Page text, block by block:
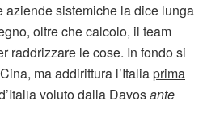
aziende sistemiche la dice lunga
oltre che calcolo, il team
raddrizzare le cose. In fondo si
ma addirittura l’Italiaprima
voluto dalla Davosante